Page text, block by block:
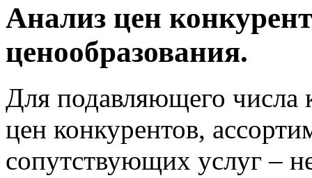
Анализ цен
ценообразования.
Для подавляющего числа
цен конкурентов,
сопутствующих услуг –